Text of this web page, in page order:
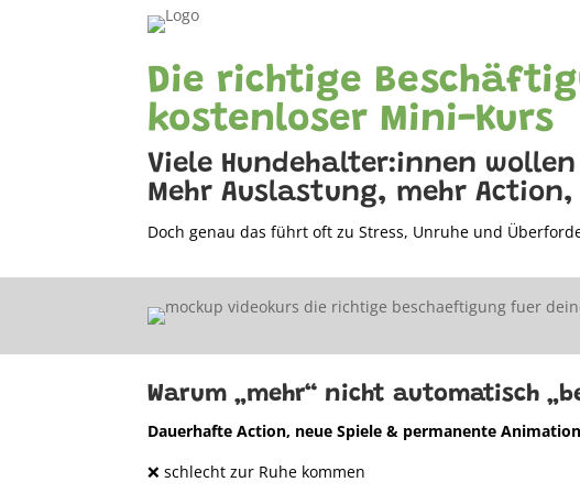
Die richtige
kostenloser Mini-Kurs
Viele Hundehalter:innen
Mehr Auslastung, mehr
Doch genau das führt oft zu Stress, Unruhe und
Warum „mehr“ nicht automatisch
Dauerhafte Action, neue Spiele & permanente
❌ schlecht zur Ruhe kommen